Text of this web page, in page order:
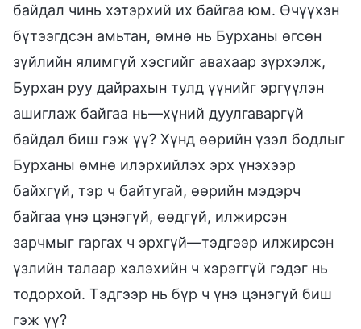
байдал чинь хэтэрхий их байгаа юм. Өчүүхэн
бүтээгдсэн амьтан, өмнө нь Бурханы өгсөн
зүйлийн ялимгүй хэсгийг авахаар зүрхэлж,
Бурхан руу дайрахын тулд үүнийг эргүүлэн
ашиглаж байгаа нь—хүний дуулгаваргүй
байдал биш гэж үү? Хүнд өөрийн үзэл бодлыг
Бурханы өмнө илэрхийлэх эрх үнэхээр
байхгүй, тэр ч байтугай, өөрийн мэдэрч
байгаа үнэ цэнэгүй, өөдгүй, илжирсэн
зарчмыг гаргах ч эрхгүй—тэдгээр илжирсэн
үзлийн талаар хэлэхийн ч хэрэггүй гэдэг нь
тодорхой. Тэдгээр нь бүр ч үнэ цэнэгүй биш
гэж үү?